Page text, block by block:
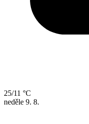
25/11 °C
neděle 9. 8.